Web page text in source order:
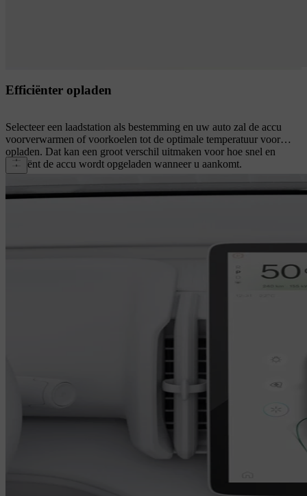
Efficiënter opladen
Selecteer een laadstation als bestemming en uw auto zal de accu
voorverwarmen of voorkoelen tot de optimale temperatuur voor
opladen. Dat kan een groot verschil uitmaken voor hoe snel en
efficiënt de accu wordt opgeladen wanneer u aankomt.